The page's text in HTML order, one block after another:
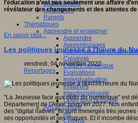
Institutionnels
Médiateurs
Parents
Thématiques
Apprendre et enseigner
Apprendre
Apprentissages
Apprentissages
Créativité
Culture numérique
Evaluations
Individualisation
Initiatives
Interdisciplinarité
Outils pour la classe
Arts et Culture
Art
Cinéma
l'éducation n’est pas seulement une affaire
révélateur des changements et des attentes
En savoir plus...
Les politiques jeunesse à l'heure du
vendredi, 04 novembre 2022
Reportages
"La Jeunesse face aux défis du numérique" est
Département de l'Allier, jusqu'en 2027. Nos
des "digital natives" Ils sont immergés très
ses opportunités et ses risques. Et il incombe